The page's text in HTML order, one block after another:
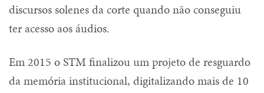
discursos solenes da corte quando não conseguiu
ter acesso aos áudios.
Em 2015 o STM finalizou um projeto de resguardo
da memória institucional, digitalizando mais de 10